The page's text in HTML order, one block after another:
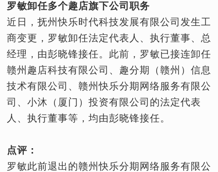
罗敏卸任多个趣店旗下公司职务
近日，抚州快乐时代科技发展有限公司发生工
商变更，罗敏卸任法定代表人、执行董事、总
经理，由彭晓锋接任。此前，罗敏已接连卸任
赣州趣店科技有限公司、趣分期（赣州）信息
技术有限公司、赣州快乐分期网络服务有限公
司、小沐（厦门）投资有限公司的法定代表
人、执行董事等，均由彭晓锋接任。
点评：
罗敏此前退出的赣州快乐分期网络服务有限公